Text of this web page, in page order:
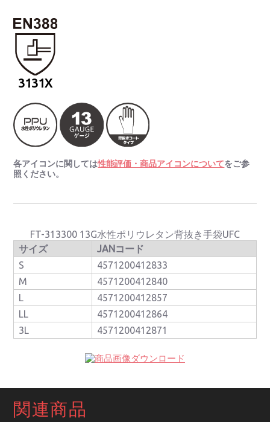
3131X
各アイコンに関しては性能評価・商品アイコンについてをご参
照ください。
FT-313300 13G水性ポリウレタン背抜き手袋UFC
サイズ
JANコード
S
4571200412833
M
4571200412840
L
4571200412857
LL
4571200412864
3L
4571200412871
関連商品